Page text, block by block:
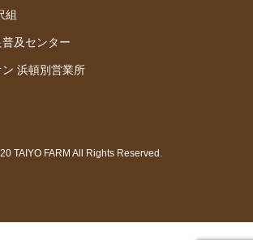
組
及センター
浜頓別営業所
TAIYO FARM All Rights Reserved.